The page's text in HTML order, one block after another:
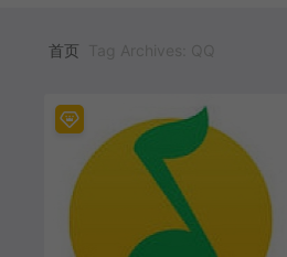
首页